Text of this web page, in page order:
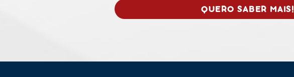
QUERO SABER MAIS!